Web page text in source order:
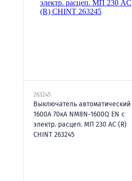
263245
Выключатель автоматический
1600А 70кА NM8N-1600Q EN с
электр. расцеп. МП 230 AC (R)
CHINT 263245